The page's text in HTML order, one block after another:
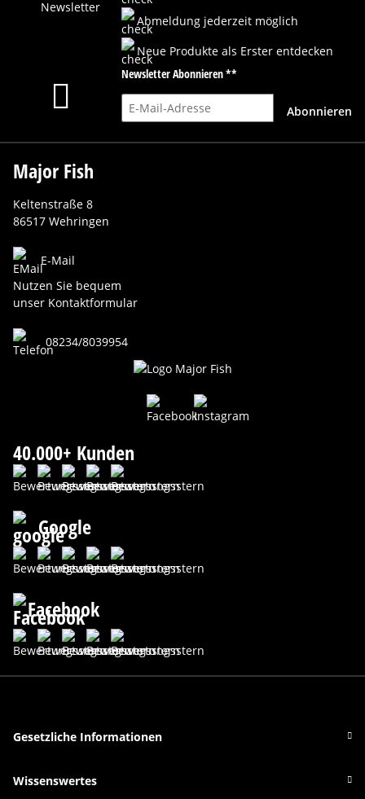
Abmeldung jederzeit möglich
Neue Produkte als Erster entdecken
Newsletter Abonnieren **
E-Mail-Adresse
Abonnieren
Major Fish
Keltenstraße 8
86517 Wehringen
E-Mail
Nutzen Sie bequem
unser Kontaktformular
08234/8039954
40.000+ Kunden
Google
Facebook
Gesetzliche Informationen
Wissenswertes